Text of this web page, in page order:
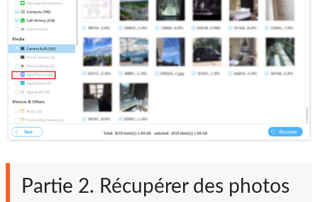
Partie 2. Récupérer des photos